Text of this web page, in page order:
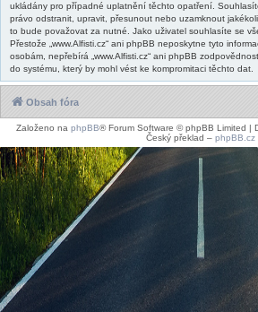
ukládány pro případné uplatnění těchto opatření.
právo odstranit, upravit, přesunout nebo uzamknout
to bude považovat za nutné. Jako uživatel souhlasíte se
Přestože „www.Alfisti.cz“ ani phpBB neposkytne tyto
osobám, nepřebírá „www.Alfisti.cz“ ani phpBB
do systému, který by mohl vést ke kompromitaci těchto dat.
Obsah fóra
Založeno na phpBB® Forum Software © phpBB Limited |
Český překlad – phpBB.cz